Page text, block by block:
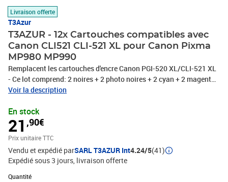
Livraison offerte
T3Azur
T3AZUR - 12x Cartouches compatibles avec
Canon CLI521 CLI-521 XL pour Canon Pixma
MP980 MP990
Remplacent les cartouches d'encre Canon PGI-520 XL/CLI-521 XL
- Ce lot comprend: 2 noires + 2 photo noires + 2 cyan + 2 magenta
+ 2 jaunes + 2 gris - Volume: 21 ml + 11 ml avec un rendement de
STMC, CE, ROHS - 100% Compatible - Encre de haute qualité qui
garantie une excellence qualité d'impression - Marque T3AZUR
Voir la description
En stock
21 ,90€
Prix unitaire TTC
Vendu et expédié parSARL T3AZUR Int4.24/5(41)
Expédié sous 3 jours livraison offerte
Quantité
Quantité : 1